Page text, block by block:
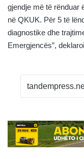
gjendje më të rënduar
në QKUK. Për 5 të
diagnostike dhe
Emergjencës”,